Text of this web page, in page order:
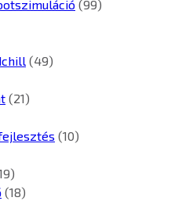
(99)
(49)
(21)
(10)
(18)